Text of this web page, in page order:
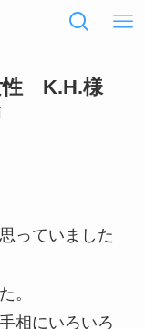
性 K.H.様
っていました
。
相にいろいろ